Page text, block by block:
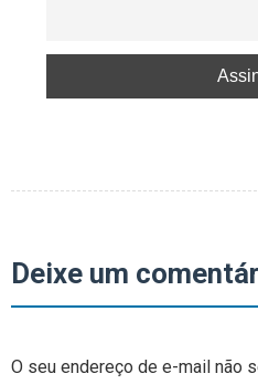
Deixe um
O seu endereço de e-mail não